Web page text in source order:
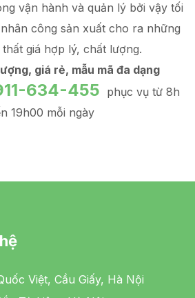
vận hành và quản lý bởi vậy tối
công sản xuất cho ra những
thất giá hợp lý, chất lượng.
giá rẻ, mẫu mã đa dạng
634-455 phục vụ từ 8h
19h00 mỗi ngày
Việt, Cầu Giấy, Hà Nội